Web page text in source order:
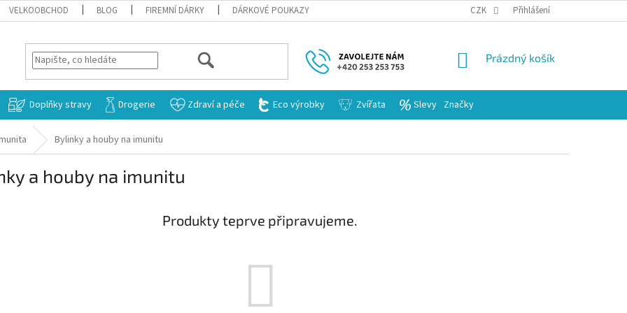
VELKOOBCHOD BLOG FIREMNÍ DÁRKY DÁRKOVÉ POUKAZY CZK Přihlášení
HLEDAT
NÁKUPNÍ
Prázdný košík
Doplňky stravy Drogerie Zdraví a péče Eco výrobky Zvířata Slevy Značky
Bylinky a houby na imunitu
a houby na imunitu
Produkty teprve připravujeme.